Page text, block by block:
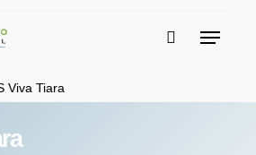
buscar
Menu
Viva Tiara